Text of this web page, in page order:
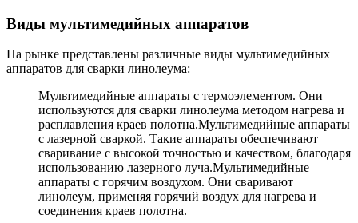
Виды мультимедийных аппаратов
На рынке представлены различные виды мультимедийных
аппаратов для сварки линолеума:
Мультимедийные аппараты с термоэлементом. Они
используются для сварки линолеума методом нагрева и
расплавления краев полотна.Мультимедийные аппараты
с лазерной сваркой. Такие аппараты обеспечивают
сваривание с высокой точностью и качеством, благодаря
использованию лазерного луча.Мультимедийные
аппараты с горячим воздухом. Они сваривают
линолеум, применяя горячий воздух для нагрева и
соединения краев полотна.